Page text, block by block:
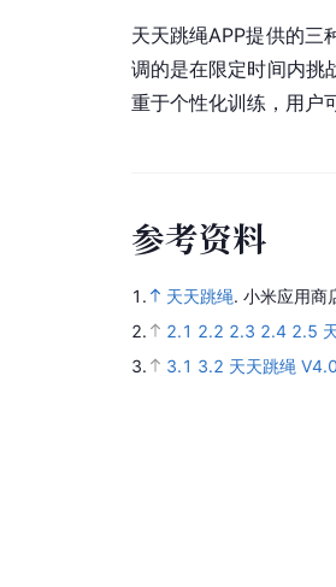
天天跳绳APP提供的
调的是在限定时间内挑
重于个性化训练，用户
参考资料
1. 天天跳绳. 小米应用商
2.
2.1 2.2 2.3 2.4 2.5
3.
3.1 3.2 天天跳绳